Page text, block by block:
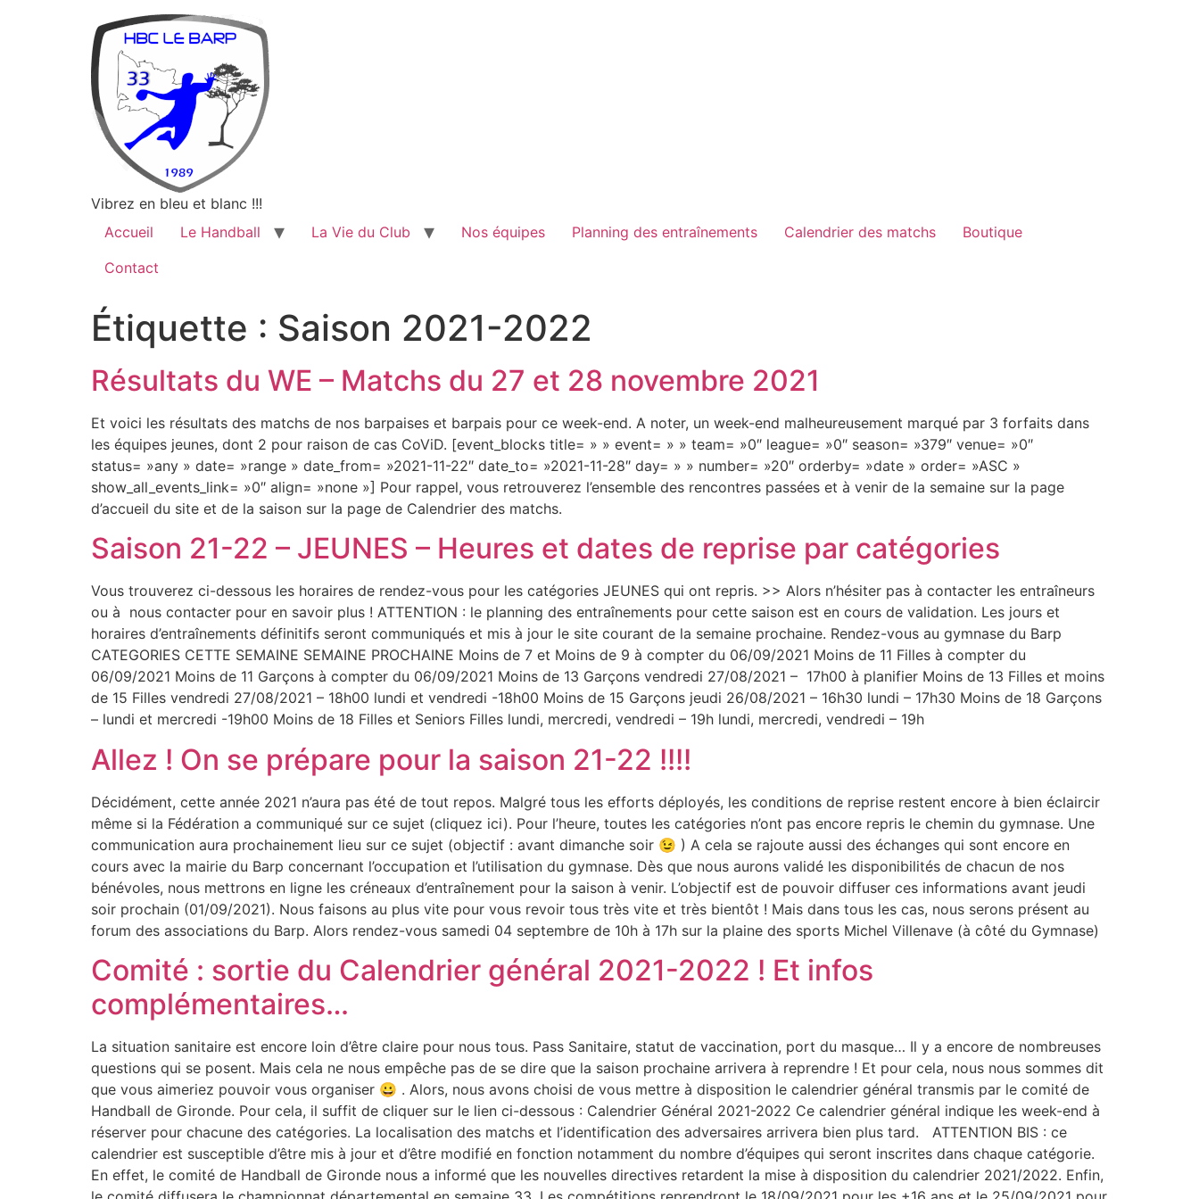
Vibrez en bleu et blanc !!!
Accueil
Le Handball La Vie du Club Nos équipes Planning des entraînements Calendrier des matchs
Boutique
Contact
Étiquette : Saison 2021-2022
Résultats du WE – Matchs du 27 et 28 novembre 2021
Et voici les résultats des matchs de nos barpaises et barpais pour ce week-end. A noter, un week-end malheureusement marqué par 3 forfaits dans
les équipes jeunes, dont 2 pour raison de cas CoViD. [event_blocks title= » » event= » » team= »0″ league= »0″ season= »379″ venue= »0″
status= »any » date= »range » date_from= »2021-11-22″ date_to= »2021-11-28″ day= » » number= »20″ orderby= »date » order= »ASC »
show_all_events_link= »0″ align= »none »] Pour rappel, vous retrouverez l’ensemble des rencontres passées et à venir de la semaine sur la page
d’accueil du site et de la saison sur la page de Calendrier des matchs.
Saison 21-22 – JEUNES – Heures et dates de reprise par catégories
Vous trouverez ci-dessous les horaires de rendez-vous pour les catégories JEUNES qui ont repris. >> Alors n’hésiter pas à contacter les entraîneurs
ou à nous contacter pour en savoir plus ! ATTENTION : le planning des entraînements pour cette saison est en cours de validation. Les jours et
horaires d’entraînements définitifs seront communiqués et mis à jour le site courant de la semaine prochaine. Rendez-vous au gymnase du Barp
CATEGORIES CETTE SEMAINE SEMAINE PROCHAINE Moins de 7 et Moins de 9 à compter du 06/09/2021 Moins de 11 Filles à compter du
06/09/2021 Moins de 11 Garçons à compter du 06/09/2021 Moins de 13 Garçons vendredi 27/08/2021 – 17h00 à planifier Moins de 13 Filles et moins
de 15 Filles vendredi 27/08/2021 – 18h00 lundi et vendredi -18h00 Moins de 15 Garçons jeudi 26/08/2021 – 16h30 lundi – 17h30 Moins de 18 Garçons
– lundi et mercredi -19h00 Moins de 18 Filles et Seniors Filles lundi, mercredi, vendredi – 19h lundi, mercredi, vendredi – 19h
Allez ! On se prépare pour la saison 21-22 !!!!
Décidément, cette année 2021 n’aura pas été de tout repos. Malgré tous les efforts déployés, les conditions de reprise restent encore à bien éclaircir
même si la Fédération a communiqué sur ce sujet (cliquez ici). Pour l’heure, toutes les catégories n’ont pas encore repris le chemin du gymnase. Une
communication aura prochainement lieu sur ce sujet (objectif : avant dimanche soir 😉 ) A cela se rajoute aussi des échanges qui sont encore en
cours avec la mairie du Barp concernant l’occupation et l’utilisation du gymnase. Dès que nous aurons validé les disponibilités de chacun de nos
bénévoles, nous mettrons en ligne les créneaux d’entraînement pour la saison à venir. L’objectif est de pouvoir diffuser ces informations avant jeudi
soir prochain (01/09/2021). Nous faisons au plus vite pour vous revoir tous très vite et très bientôt ! Mais dans tous les cas, nous serons présent au
forum des associations du Barp. Alors rendez-vous samedi 04 septembre de 10h à 17h sur la plaine des sports Michel Villenave (à côté du Gymnase)
Comité : sortie du Calendrier général 2021-2022 ! Et infos
complémentaires…
La situation sanitaire est encore loin d’être claire pour nous tous. Pass Sanitaire, statut de vaccination, port du masque… Il y a encore de nombreuses
questions qui se posent. Mais cela ne nous empêche pas de se dire que la saison prochaine arrivera à reprendre ! Et pour cela, nous nous sommes dit
que vous aimeriez pouvoir vous organiser 😀 . Alors, nous avons choisi de vous mettre à disposition le calendrier général transmis par le comité de
Handball de Gironde. Pour cela, il suffit de cliquer sur le lien ci-dessous : Calendrier Général 2021-2022 Ce calendrier général indique les week-end à
réserver pour chacune des catégories. La localisation des matchs et l’identification des adversaires arrivera bien plus tard. ATTENTION BIS : ce
calendrier est susceptible d’être mis à jour et d’être modifié en fonction notamment du nombre d’équipes qui seront inscrites dans chaque catégorie.
En effet, le comité de Handball de Gironde nous a informé que les nouvelles directives retardent la mise à disposition du calendrier 2021/2022. Enfin,